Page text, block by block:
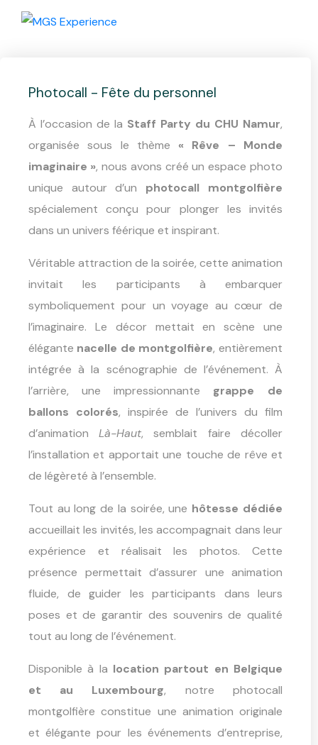
Photocall mongolfière
Photocall - Fête du personnel
À l’occasion de la Staff Party du CHU Namur,
organisée sous le thème « Rêve – Monde
imaginaire », nous avons créé un espace photo
unique autour d’un photocall montgolfière
spécialement conçu pour plonger les invités
dans un univers féérique et inspirant.
Véritable attraction de la soirée, cette animation
invitait les participants à embarquer
symboliquement pour un voyage au cœur de
l’imaginaire. Le décor mettait en scène une
élégante nacelle de montgolfière, entièrement
intégrée à la scénographie de l’événement. À
l’arrière, une impressionnante grappe de
ballons colorés, inspirée de l’univers du film
d’animation Là-Haut, semblait faire décoller
l’installation et apportait une touche de rêve et
de légèreté à l’ensemble.
Tout au long de la soirée, une hôtesse dédiée
accueillait les invités, les accompagnait dans leur
expérience et réalisait les photos. Cette
présence permettait d’assurer une animation
fluide, de guider les participants dans leurs
poses et de garantir des souvenirs de qualité
tout au long de l’événement.
Disponible à la location partout en Belgique
et au Luxembourg, notre photocall
montgolfière constitue une animation originale
et élégante pour les événements d’entreprise,